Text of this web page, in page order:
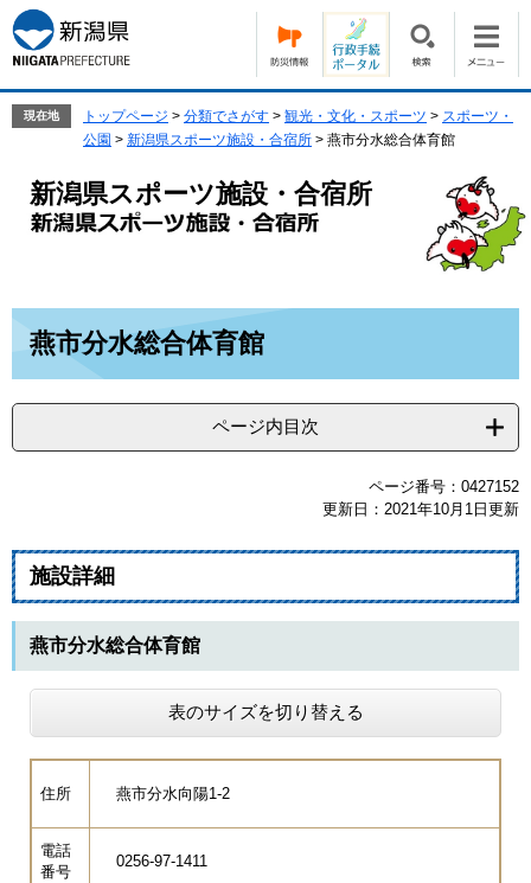
ー
ジ
の
す。
ニ
ュ
ー
現在地 トップページ > 分類でさがす > 観光・文化・スポーツ > スポーツ・
公園 > 新潟県スポーツ施設・合宿所 > 燕市分水総合体育館
新潟県スポーツ施設・合宿所
燕市分水総合体育館
ページ内目次
ページ番号：0427152
更新日：2021年10月1日更新
施設詳細
燕市分水総合体育館
表のサイズを切り替える
住所 燕市分水向陽1-2
電話
番号
0256-97-1411